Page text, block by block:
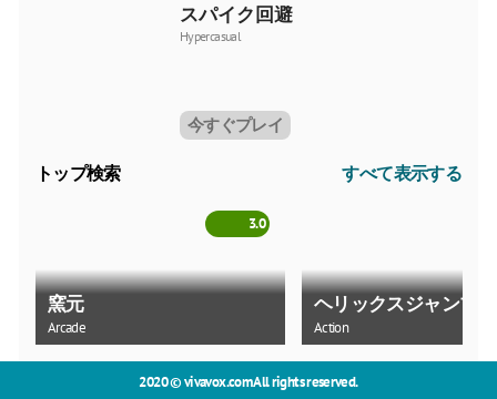
スパイク回避
Hypercasual
今すぐプレイ
トップ検索 すべて表示する
窯元
Arcade
3.0
ヘリックスジャンプ
Action
4.3
2020 ©vivavox.comAll rights reserved.